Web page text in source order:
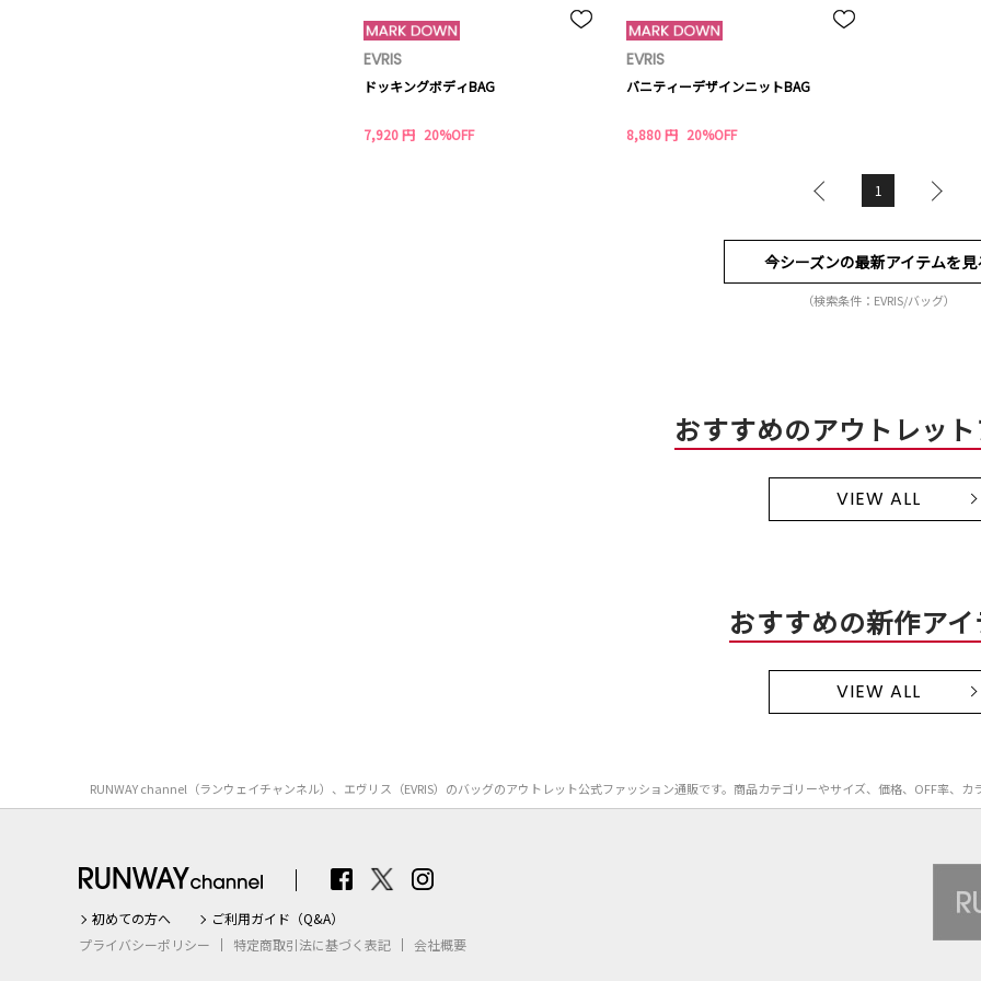
EVRIS
ドッキングボディBAG
7,920 円 20%OFF
EVRIS
バニティーデザインニットBAG
8,880 円 20%OFF
1
今シーズンの最新アイテムを見
（検索条件：EVRIS/バッグ）
おすすめのアウトレッ
VIEW ALL
おすすめの新作ア
VIEW ALL
RUNWAY channel（ランウェイチャンネル）、エヴリス（EVRIS）のバッグのアウトレット公式ファッション通販です。商品カテゴリーやサイズ、価格、OFF率、
初めての方へ
ご利用ガイド（Q&A）
プライバシーポリシー
特定商取引法に基づく表記 会社概要